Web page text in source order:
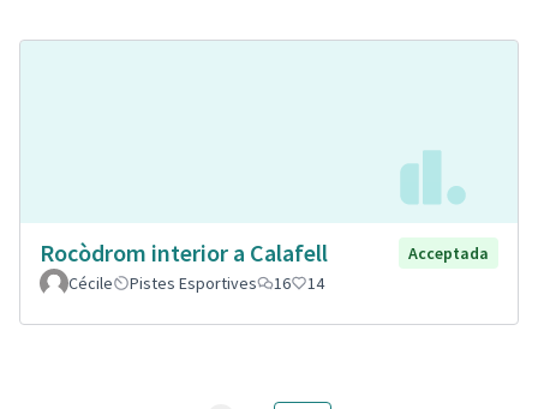
Rocòdrom interior a Calafell
Acceptada
Cécile
Pistes Esportives 16 14